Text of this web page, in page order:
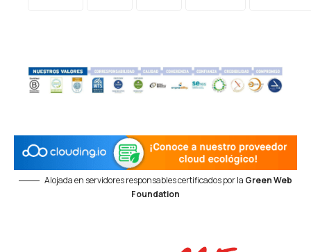
Alojada en servidores responsables certificados por la Green Web
Foundation